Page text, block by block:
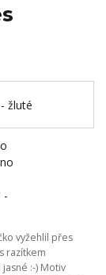
vyžehlil přes
razítkem
:-) Motiv